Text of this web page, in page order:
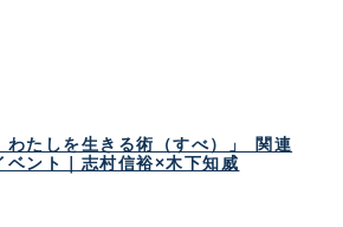
たしを生きる術（すべ）」 関連
ベント｜志村信裕×木下知威